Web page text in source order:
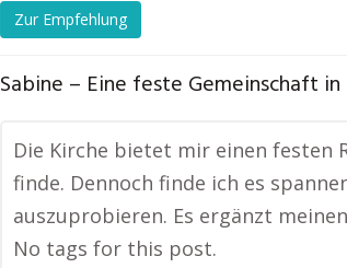
Zur Empfehlung
Sabine – Eine feste Gemeinschaft
Die Kirche bietet mir einen festen
finde. Dennoch finde ich es
auszuprobieren. Es ergänzt
No tags for this post.